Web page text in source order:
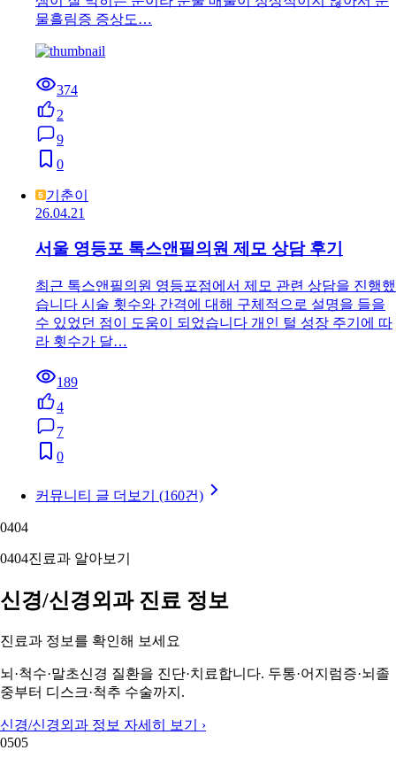
물흘림증 증상도…
374
2
9
0
기춘이
26.04.21
서울 영등포 톡스앤필의원 제모 상담 후기
최근 톡스앤필의원 영등포점에서 제모 관련 상담을 진행했
습니다 시술 횟수와 간격에 대해 구체적으로 설명을 들을
수 있었던 점이 도움이 되었습니다 개인 털 성장 주기에 따
라 횟수가 달…
189
4
7
0
커뮤니티 글 더보기 (160건)
0404
0404진료과 알아보기
신경/신경외과 진료 정보
진료과 정보를 확인해 보세요
뇌·척수·말초신경 질환을 진단·치료합니다. 두통·어지럼증·뇌졸
중부터 디스크·척추 수술까지.
신경/신경외과 정보 자세히 보기 ›
0505